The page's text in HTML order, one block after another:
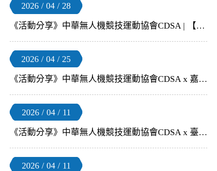
2026 / 04 / 28
《活動分享》中華無人機競技運動協會CDSA | 【2026年 FIDA 無人機足球競賽代表隊選拔賽】
2026 / 04 / 25
《活動分享》中華無人機競技運動協會CDSA x 嘉義國立中正大學 | 【2026 FIDA 無人機足球 國際新秀培訓體驗營-中南區場】
2026 / 04 / 11
《活動分享》中華無人機競技運動協會CDSA x 臺北市私立華興高級中等學校小學部 | 【2026 FIDA 無人機足球 國際新秀培訓體驗營-北區場】
2026 / 04 / 11